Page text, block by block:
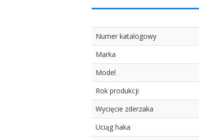
Numer katalogowy
Marka
Model
Rok produkcji
Wycięcie zderzaka
Uciąg haka